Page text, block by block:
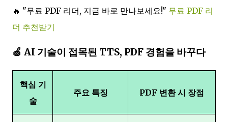
🔥 "무료 PDF 리더, 지금 바로 만나보세요!" 무료 PDF 리
더 추천받기
🍏 AI 기술이 접목된 TTS, PDF 경험을 바꾸다
핵심 기
술
주요 특징 PDF 변환 시 장점